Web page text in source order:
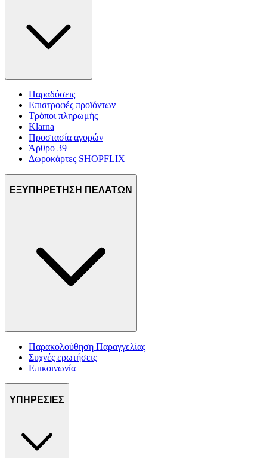
Παραδόσεις
Επιστροφές προϊόντων
Τρόποι πληρωμής
Klarna
Προστασία αγορών
Άρθρο 39
Δωροκάρτες SHOPFLIX
ΕΞΥΠΗΡΕΤΗΣΗ ΠΕΛΑΤΩΝ
Παρακολούθηση Παραγγελίας
Συχνές ερωτήσεις
Επικοινωνία
ΥΠΗΡΕΣΙΕΣ